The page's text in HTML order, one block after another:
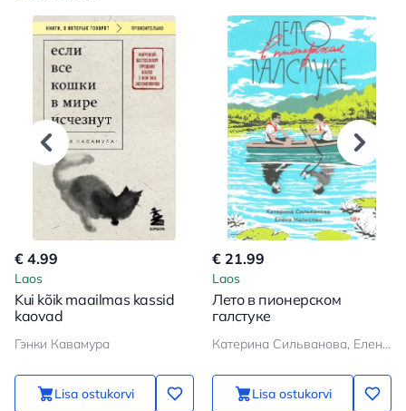
€ 4.99
Laos
Kui kõik maailmas kassid
kaovad
Гэнки Кавамура
Lisa ostukorvi
€ 21.99
Laos
Лето в пионерском
галстуке
Катерина Сильванова, Елена Малисова
Lisa ostukorvi